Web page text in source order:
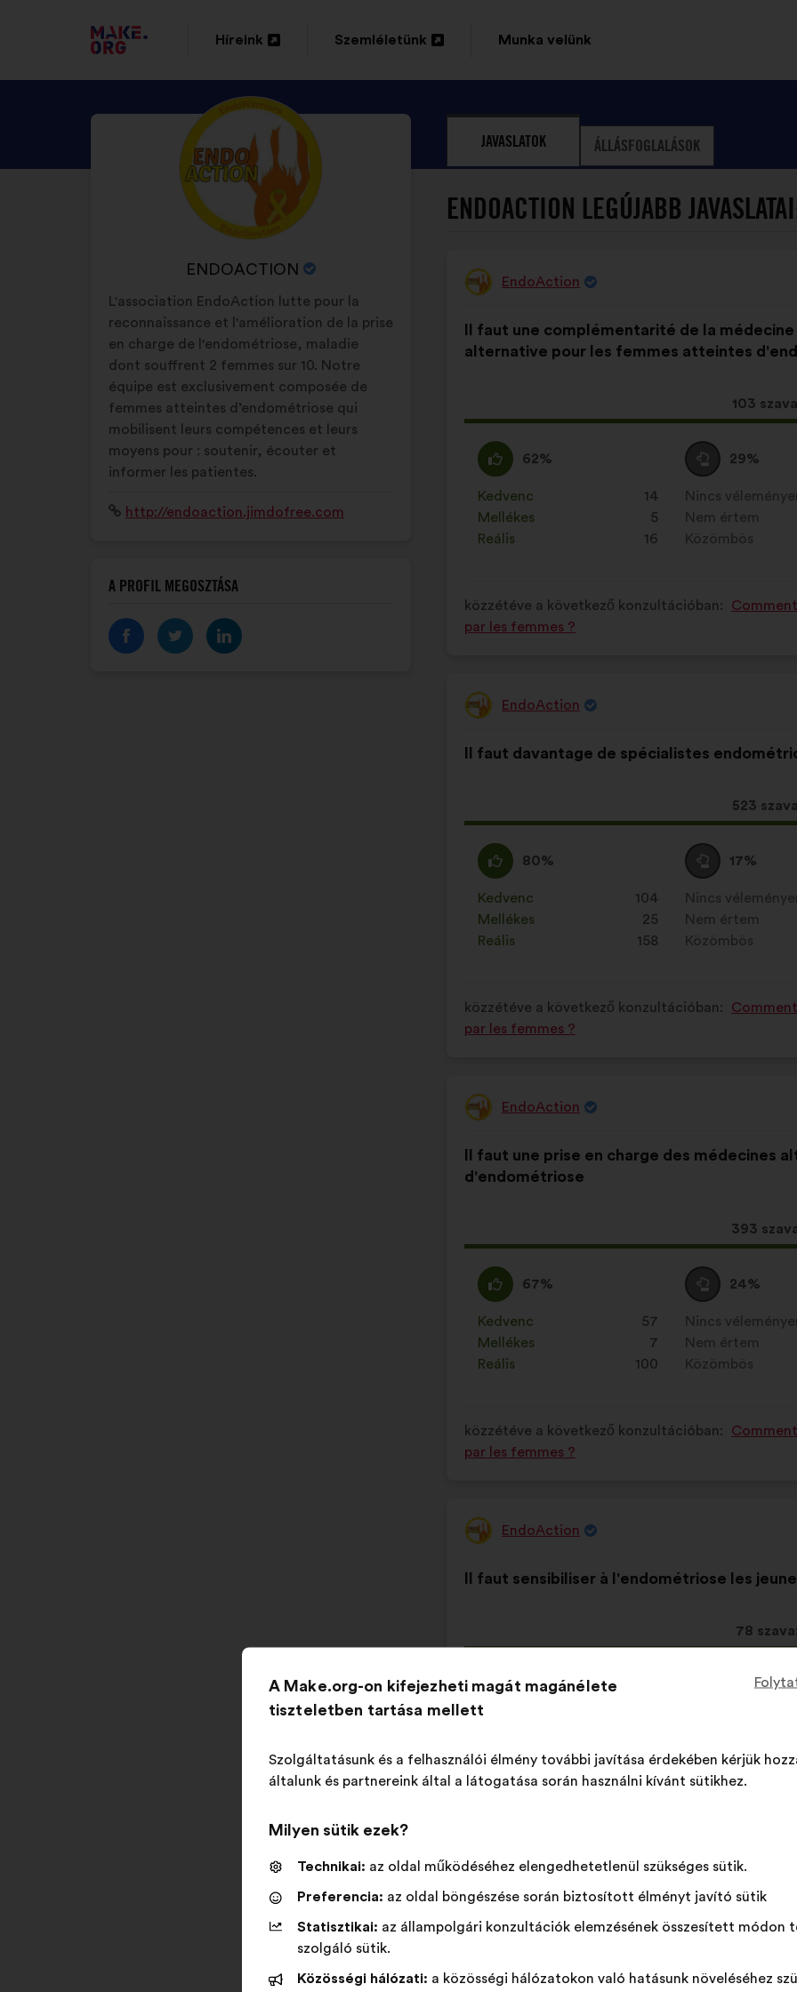
TOVÁBB
A
MAKE.ORG
FŐOLDALÁRA
Híreink
megnyitása
Szemléletünk
Munka velünk
NÉZZE
MEG
ENDOACTION
PROFILJÁT
A
SZERVEZET
NEVE:
ENDOACTION
Önéletrajz:
L'association EndoAction lutte pour la
reconnaissance et l'amélioration de la prise
en charge de l'endométriose, maladie
dont souffrent 2 femmes sur 10. Notre
équipe est exclusivement composée de
femmes atteintes d’endométriose qui
mobilisent leurs compétences et leurs
moyens pour : soutenir, écouter et
informer les patientes.
Weboldal:
http://endoaction.jimdofree.com
A PROFIL MEGOSZTÁSA
JAVASLATOK ÁLLÁSFOGLALÁSOK
ENDOACTION LEGÚJABB
A
szerzője:
EndoAction
javaslat
tartalma:
Il faut une complémentarité de la
alternative pour les femmes atteintes
Ez
a
a
következő
103
következő
megoszlásban:
Egyetértek
:
62%
Ezt
a
javaslatot
a
következő
Kedvenc
: 14
szer
Mellékes
: 5
szer
Reális
: 16
szer
Semleges
szavazat
:
29%
Ezt
a
javaslatot
a
következő
Nincs
:szer
Nem értem
:szer
Közömbös
:szer
közzétéve a következő konzultációban:
par les femmes ?
A
szerzője:
EndoAction
javaslat
Il faut davantage de spécialistes
Ez
a
a
következő
523
következő
Egyetértek
:
80%
Ezt
a
javaslatot
a
következő
Kedvenc
: 104
szer
Mellékes
: 25
szer
Reális
: 158
szer
Semleges
szavazat
:
17%
Ezt
a
javaslatot
a
következő
Nincs
:szer
Nem értem
:szer
Közömbös
:szer
közzétéve a következő konzultációban:
par les femmes ?
A
szerzője:
EndoAction
javaslat
tartalma:
Il faut une prise en charge des médecines
d'endométriose
Ez
a
a
következő
393
következő
megoszlásban:
Egyetértek
:
67%
Ezt
a
javaslatot
a
következő
Kedvenc
: 57
szer
Mellékes
: 7
szer
Reális
: 100
szer
Semleges
szavazat
:
24%
Ezt
a
javaslatot
a
következő
Nincs
:szer
Nem értem
:szer
Közömbös
:szer
közzétéve a következő konzultációban:
par les femmes ?
A
szerzője:
EndoAction
javaslat
Il faut sensibiliser à l'endométriose les
Ez
a
javaslat
kapott:
78
következő
Egyetértek
73%
következő
alkalommal
Reális
: 9
szer
19%
következő
alkalommal
Közömbös
:szer
szerzője:
EndoAction
javaslat
Il faut un accompagnement psychologique
következő
A Make.org-on kifejezheti magát magánélete
tiszteletben tartása mellett
Szolgáltatásunk és a felhasználói élmény további javítása érdekében kérjük
általunk és partnereink által a látogatása során használni kívánt sütikhez.
Milyen sütik ezek?
Technikai: az oldal működéséhez elengedhetetlenül szükséges sütik.
Preferencia: az oldal böngészése során biztosított élményt javító sütik
Statisztikai: az állampolgári konzultációk elemzésének összesített módon
szolgáló sütik.
Közösségi hálózati: a közösségi hálózatokon való hatásunk növeléséhez